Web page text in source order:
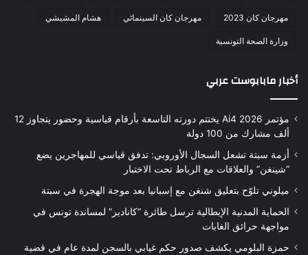
مهرجان كان 2023 مهرجان كان السينمائي هشام المشيشي
وزارة الصحة التونسية
أخبار مابابوست عربي
مؤتمر Ai4 2026 يختتم دورته التاسعة بأرقام قياسية وحضور يتجاوز 12
ألف مشارك من 100 دولة
أزمة سبتة تشعل السجال الأوروبي: تدفق قياسي للمهاجرين يضع
“شينغن” والعلاقات مع الرباط تحت الاختبار
ميلوني تلوّح بتعليق شنغن مع إسبانيا بعد موجة الهجرة في سبتة
الحماية المدنية الإيطالية ترسل طائرة “كانادير” لمساندة تونس في
مواجهة حرائق الغابات
حمزة البلومي يكشف صدور حكم غيابي بالسجن لمدة عام في قضية